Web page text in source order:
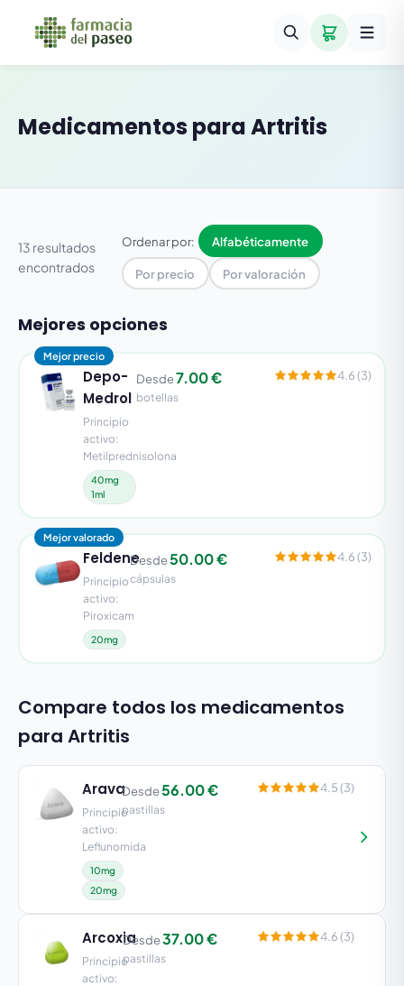
Medicamentos paraArtritis
13 resultados
encontrados
Ordenar por: Alfabéticamente
Por precio Por valoración
Mejores opciones
Mejor precio
Depo-
Medrol
Principio
activo:
Metilprednisolona
40mg
1ml
Desde7.00 €
botellas
4.6 (3)
Mejor valorado
Feldene
Principio
activo:
Piroxicam
20mg
Desde50.00 €
cápsulas
4.6 (3)
Compare todos los medicamentos
para Artritis
Arava
Principio
activo:
Leflunomida
10mg
20mg
Desde56.00 €
pastillas
4.5 (3)
Arcoxia
Principio
activo:
Desde37.00 €
pastillas
4.6 (3)